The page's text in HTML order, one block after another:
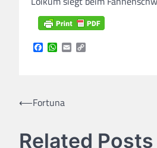
Facebook
WhatsApp
Email
Beitragsnavigation
⟵Fortuna
Related Posts